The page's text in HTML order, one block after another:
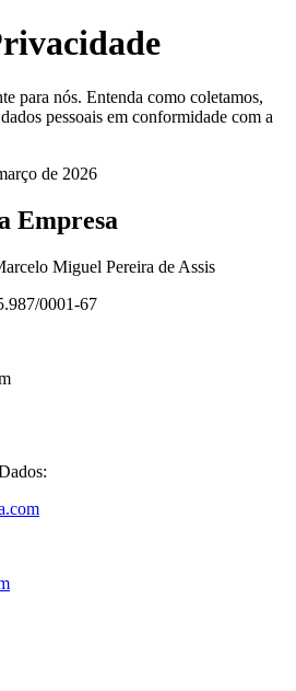
para nós. Entenda como coletamos,
pessoais em conformidade com a
de 2026
Empresa
Miguel Pereira de Assis
0001-67